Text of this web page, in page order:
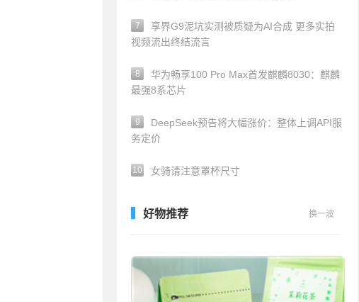
7
享界G9泥坑实测被质疑为AI合成 更多实拍
视频流出终结流言
8
华为畅享100 Pro Max首发麒麟8030：麒麟
最强8系芯片
9
DeepSeek预告将大幅涨价：整体上调API服
务定价
10 女骑请注意罩杯尺寸
好物推荐 换一波